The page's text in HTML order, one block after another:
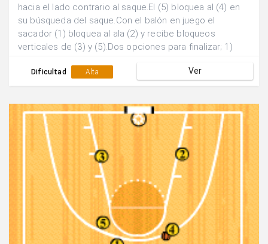
hacia el lado contrario al saque.El (5) bloquea al (4) en
su búsqueda del saque.Con el balón en juego el
sacador (1) bloquea al ala (2) y recibe bloqueos
verticales de (3) y (5).Dos opciones para finalizar; 1)
(2) y finalización 1 contra 1.
Dificultad Alta Ver